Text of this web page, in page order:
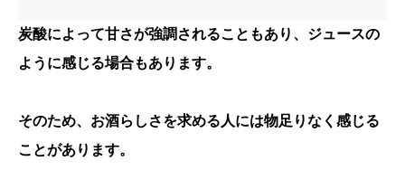
炭酸によって甘さが強調されることもあり、ジュースの
ように感じる場合もあります。
そのため、お酒らしさを求める人には物足りなく感じる
ことがあります。